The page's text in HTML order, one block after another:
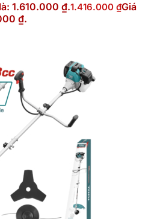
1.610.000 ₫.1.416.000 ₫Giá
₫.